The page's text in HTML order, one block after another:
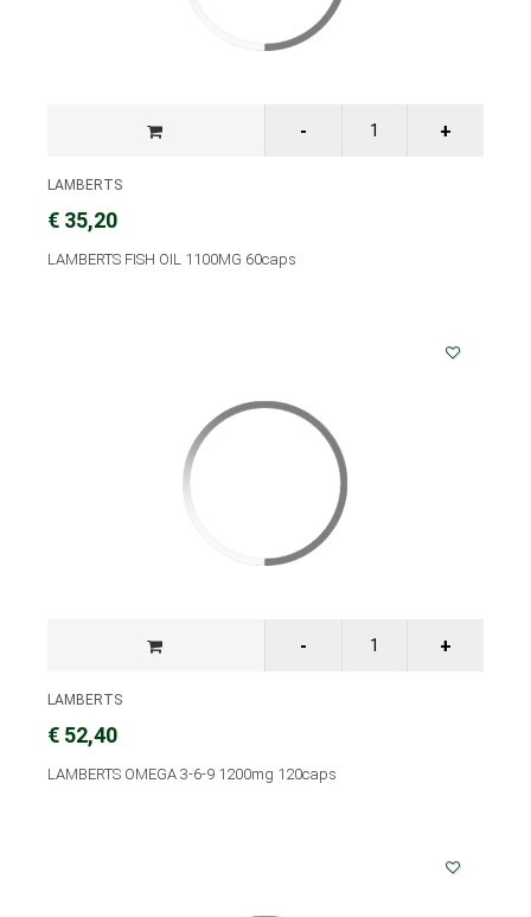
LAMBERTS
€ 35,20
LAMBERTS FISH OIL 1100MG 60caps
LAMBERTS
€ 52,40
LAMBERTS OMEGA 3-6-9 1200mg 120caps